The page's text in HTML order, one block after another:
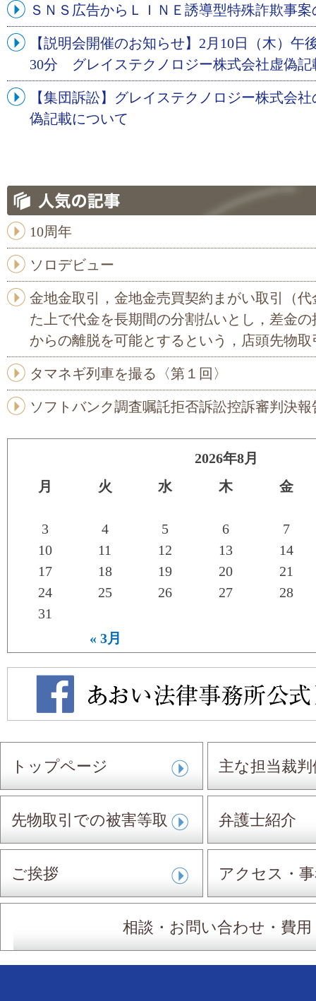
ＳＮＳ広告からＬＩＮＥ誘導型特殊詐欺事
【説明会開催のお知らせ】2月10日（木）午
30分 グレイステクノロジー株式会社虚偽記
【集団訴訟】グレイステクノロジー株式会
偽記載について
10周年
ソロデビュー
金地金取引，金地金売買契約まがい取引（
た上で代金を長期間の分割払いとし，差金
からの離脱を可能とするという，店頭先物
タマネギ列車を撮る〈第１回〉
ソフトバンク調査嘱託拒否訴訟控訴審判決報
2026年8月
月
火 水 木 金
« 3月
3 4 5 6
7
10
11 12 13
14
17
18 19 20
21
24
25 26 27
28
31
トップページ 主な担当裁判
先物取引での被害等取
扱事件
弁護士紹介
ご挨拶 アクセス・
相談・お問い合わせ・費用